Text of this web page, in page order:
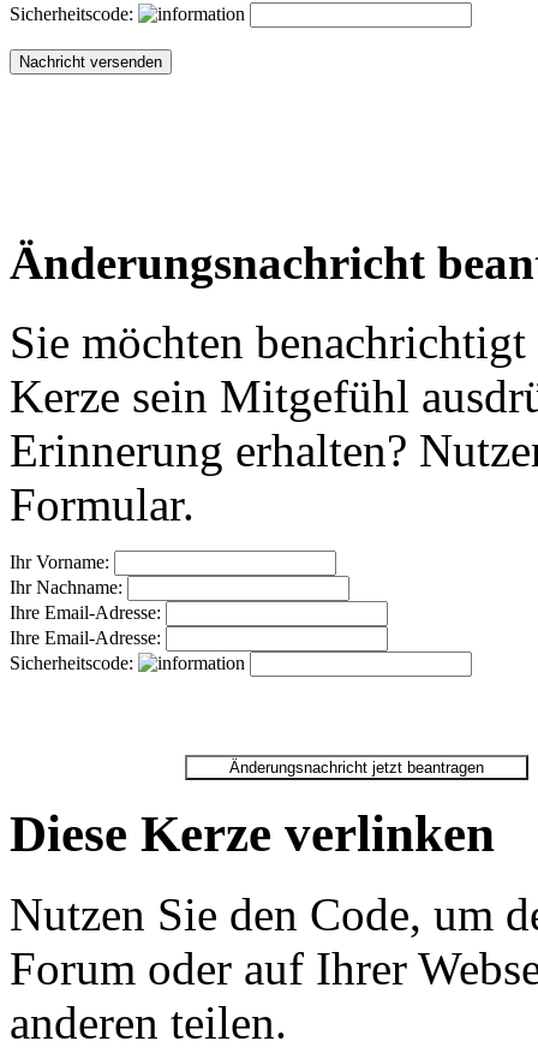
Sicherheitscode:
Änderungsnachricht
Sie möchten
Kerze sein Mitgefühl
Erinnerung erhalten?
Formular.
Ihr Vorname:
Ihr Nachname:
Ihre Email-Adresse:
Ihre Email-Adresse:
Sicherheitscode:
Diese Kerze verlinken
Nutzen Sie den Code, um
Forum oder auf Ihrer
anderen teilen.